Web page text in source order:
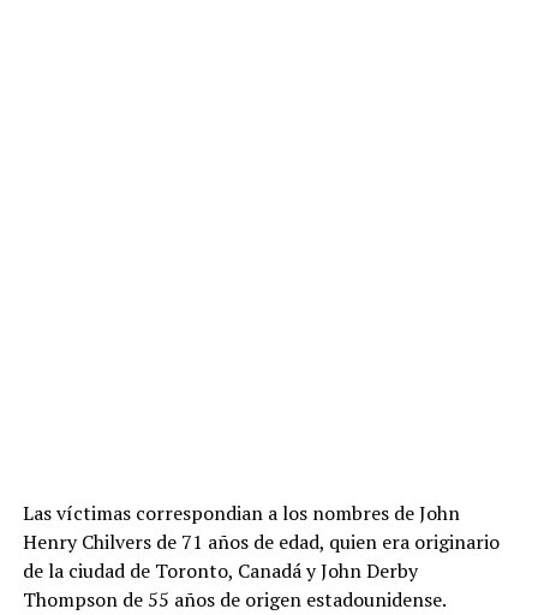
Las víctimas correspondian a los nombres de John
Henry Chilvers de 71 años de edad, quien era originario
de la ciudad de Toronto, Canadá y John Derby
Thompson de 55 años de origen estadounidense.